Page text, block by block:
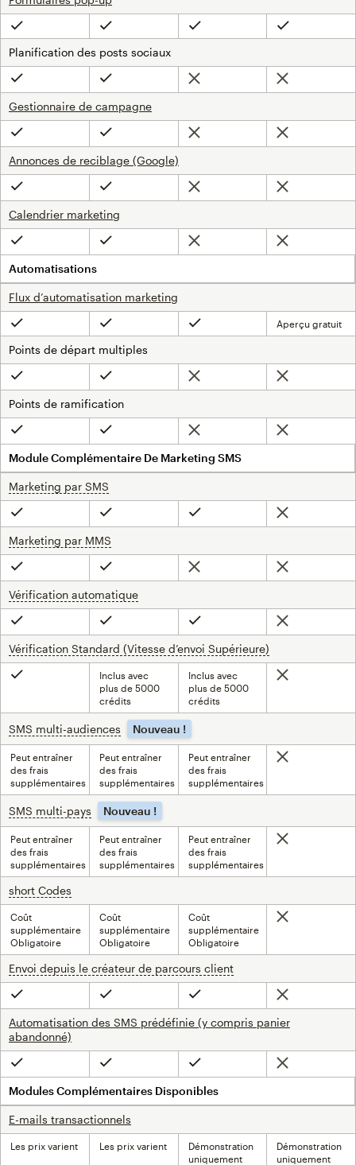
Inclus Inclus Inclus Inclus
Planification des posts sociaux
Inclus Inclus Non inclus Non inclus
Gestionnaire de campagne
Inclus Inclus Non inclus Non inclus
Annonces de reciblage (Google)
Inclus Inclus Non inclus Non inclus
Calendrier marketing
Inclus Inclus Non inclus Non inclus
Automatisations
Flux d’automatisation marketing
Inclus Inclus Inclus Aperçu gratuit
Points de départ multiples
Inclus Inclus Non inclus Non inclus
Points de ramification
Inclus Inclus Non inclus Non inclus
Module Complémentaire De Marketing SMS
Marketing par SMS
Inclus Inclus Inclus Non inclus
Marketing par MMS
Inclus Inclus Non inclus Non inclus
Vérification automatique
Inclus Inclus Inclus Non inclus
Vérification Standard (Vitesse d’envoi Supérieure)
Inclus
Inclus avec
plus de 5000
crédits
Inclus avec
plus de 5000
crédits
Non inclus
SMS multi-audiences infobulle
Nouveau !
Peut entraîner
des frais
supplémentaires
Peut entraîner
des frais
supplémentaires
Peut entraîner
des frais
supplémentaires
Non inclus
SMS multi-pays infobulle
Nouveau !
Peut entraîner
des frais
supplémentaires
Peut entraîner
des frais
supplémentaires
Peut entraîner
des frais
supplémentaires
Non inclus
short Codes
Coût
supplémentaire
Obligatoire
Coût
supplémentaire
Obligatoire
Coût
supplémentaire
Obligatoire
Non inclus
Envoi depuis le créateur de parcours client
Inclus Inclus Inclus Non inclus
Automatisation des SMS prédéfinie (y compris panier
abandonné)
Inclus Inclus Inclus Non inclus
Modules Complémentaires Disponibles
E-mails transactionnels
Les prix varient Les prix varient
Démonstration
uniquement
Démonstration
uniquement